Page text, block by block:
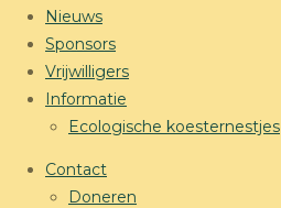
Nieuws
Sponsors
Vrijwilligers
Informatie
Ecologische koesternestjes
Contact
Doneren